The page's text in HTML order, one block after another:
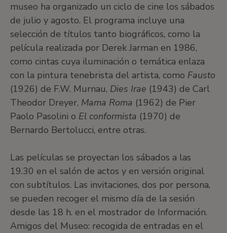
museo ha organizado un ciclo de cine los sábados
de julio y agosto. El programa incluye una
selección de títulos tanto biográficos, como la
película realizada por Derek Jarman en 1986,
como cintas cuya iluminación o temática enlaza
con la pintura tenebrista del artista, como Fausto
(1926) de F.W. Murnau, Dies Irae (1943) de Carl
Theodor Dreyer, Mama Roma (1962) de Pier
Paolo Pasolini o El conformista (1970) de
Bernardo Bertolucci, entre otras.
Las películas se proyectan los sábados a las
19.30 en el salón de actos y en versión original
con subtítulos. Las invitaciones, dos por persona,
se pueden recoger el mismo día de la sesión
desde las 18 h. en el mostrador de Información.
Amigos del Museo: recogida de entradas en el